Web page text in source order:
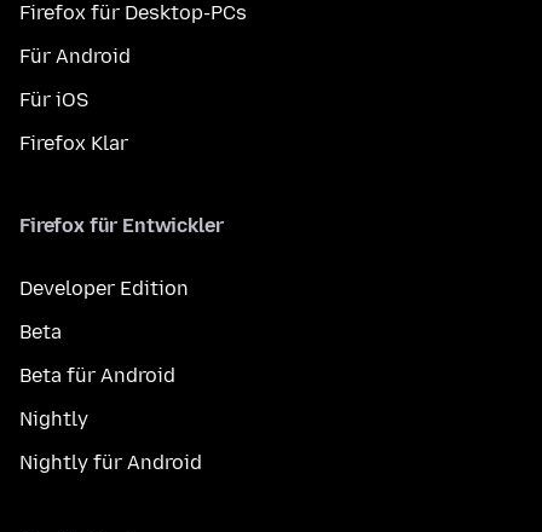
Firefox für Desktop-PCs
Für Android
Für iOS
Firefox Klar
Firefox für Entwickler
Developer Edition
Beta
Beta für Android
Nightly
Nightly für Android